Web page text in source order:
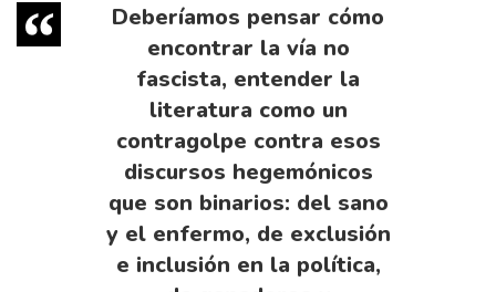
Deberíamos pensar cómo
encontrar la vía no
fascista, entender la
literatura como un
contragolpe contra esos
discursos hegemónicos
que son binarios: del sano
y el enfermo, de exclusión
e inclusión en la política,